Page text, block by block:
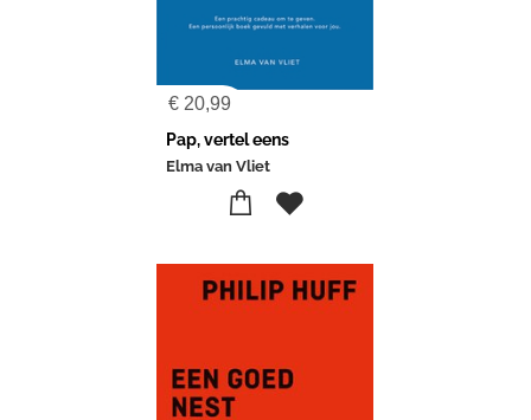
€ 20,99
Pap, vertel eens
Elma van Vliet